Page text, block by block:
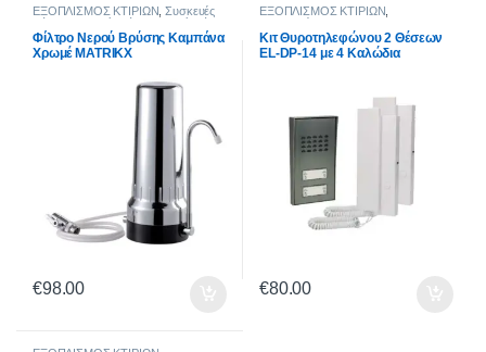
ΕΞΟΠΛΙΣΜΟΣ ΚΤΙΡΙΩΝ ,Συσκευές
Φίλτρων Νερού
Φίλτρα Νερού
Είδη
Οικιακής Χρήσης,Εξοπλισμός Σπιτιού
Φίλτρο Νερού Βρύσης Καμπάνα
Χρωμέ MATRIKX
€98.00
ΕΞΟΠΛΙΣΜΟΣ ΚΤΙΡΙΩΝ
Θυροτηλέφωνα
Κιτ Θυροτηλεφώνου 2 Θέσεων
EL-DP-14 με 4 Καλώδια
€80.00